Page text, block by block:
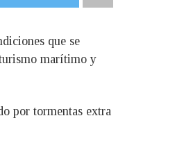
que se
turismo marítimo y
por tormentas extra